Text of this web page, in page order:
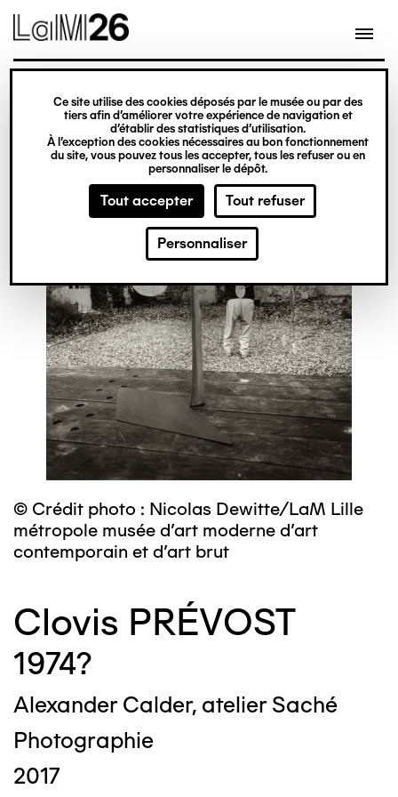
Gestion des cookies
Ce site utilise des cookies déposés par le musée ou par des
tiers afin d’améliorer votre expérience de navigation et
d’établir des statistiques d’utilisation.
À l’exception des cookies nécessaires au bon fonctionnement
du site, vous pouvez tous les accepter, tous les refuser ou en
personnaliser le dépôt.
Tout accepter Tout refuser
Personnaliser
contenu
© Crédit photo : Nicolas Dewitte/LaM Lille
métropole musée d’art moderne d’art
contemporain et d’art brut
Clovis PRÉVOST
1974?
Alexander Calder, atelier Saché
Photographie
2017